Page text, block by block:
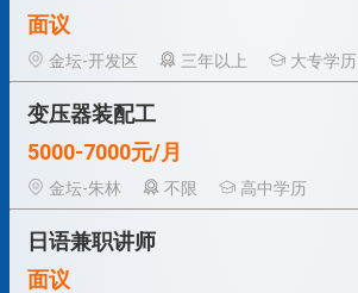
面议
金坛-开发区
三年以上 大专学历
变压器装配工
5000-7000元/月
金坛-朱林
不限 高中学历
日语兼职讲师
面议